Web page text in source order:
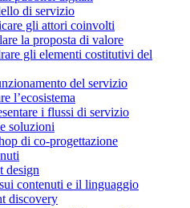
di servizio
gli attori coinvolti
la proposta di valore
gli elementi costitutivi del
del servizio
l’ecosistema
i flussi di servizio
soluzioni
di co-progettazione
design
contenuti e il linguaggio
discovery